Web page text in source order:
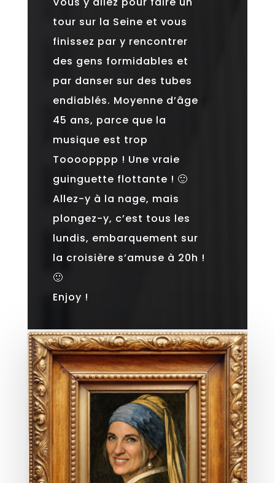
tour sur la Seine et vous
finissez par y rencontrer
des gens formidables et
par danser sur des tubes
endiablés. Moyenne d’âge
45 ans, parce que la
musique est trop
Toooopppp ! Une vraie
guinguette flottante ! 🙂
Allez-y à la nage, mais
plongez-y, c’est tous les
lundis, embarquement sur
la croisière s’amuse à 20h !
🙂
Enjoy !